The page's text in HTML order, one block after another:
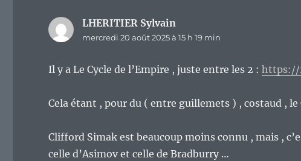
LHERITIER Sylvain
mercredi 20 août 2025 à 15 h 19 min
Il y a Le Cycle de l’Empire , juste entre les 2 :https://
Cela étant , pour du ( entre guillemets ) , costaud , le
Clifford Simak est beaucoup moins connu , mais ,
celle d’Asimov et celle de Bradburry …